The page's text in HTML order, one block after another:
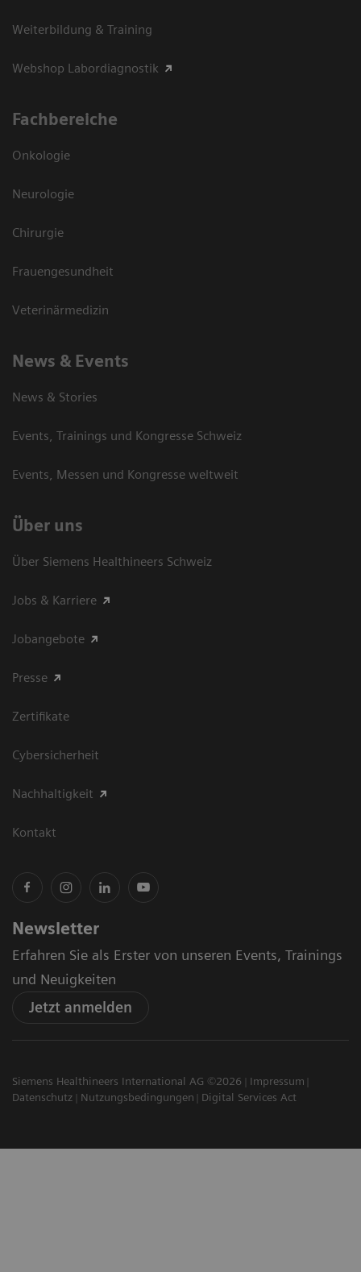
Weiterbildung & Training
Webshop Labordiagnostik
Fachbereiche
Onkologie
Neurologie
Chirurgie
Frauengesundheit
Veterinärmedizin
News & Events
News & Stories
Events, Trainings und Kongresse Schweiz
Events, Messen und Kongresse weltweit
Über uns
Über Siemens Healthineers Schweiz
Jobs & Karriere
Jobangebote
Presse
Zertifikate
Cybersicherheit
Nachhaltigkeit
Kontakt
Newsletter
Erfahren Sie als Erster von unseren Events, Trainings
und Neuigkeiten
Jetzt anmelden
Siemens Healthineers International AG ©2026
Impressum
Datenschutz
Nutzungsbedingungen Digital Services Act